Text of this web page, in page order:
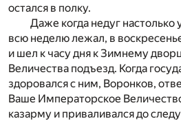
остался в полку.
Даже когда недуг настолько
всю неделю лежал, в
и шел к часу дня к Зимнему
Величества подъезд. Когда
здоровался с ним, Воронков,
Ваше Императорское
казарму и приваливался до